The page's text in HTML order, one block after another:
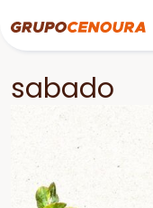
sabado